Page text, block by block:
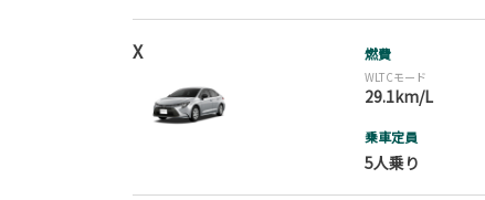
X 燃費
WLTCモード
29.1km/L
乗車定員
5人乗り